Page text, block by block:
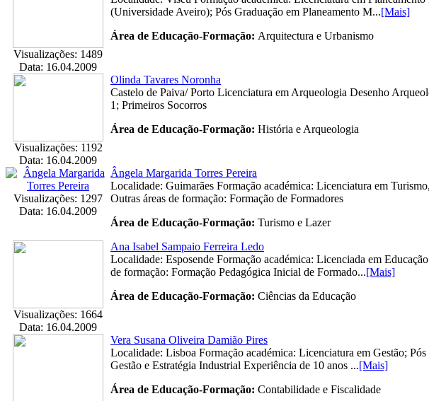
Visualizações: 1489
Data: 16.04.2009
(Universidade Aveiro); Pós Graduação em Planeamento M...[Mais]
Área de Educação-Formação: Arquitectura e Urbanismo
Visualizações: 1192
Data: 16.04.2009
Olinda Tavares Noronha
Castelo de Paiva/ Porto Licenciatura em Arqueologia Desenho
1; Primeiros Socorros
Área de Educação-Formação: História e Arqueologia
Visualizações: 1297
Data: 16.04.2009
Ângela Margarida Torres Pereira
Localidade: Guimarães Formação académica: Licenciatura em
Outras áreas de formação: Formação de Formadores
Área de Educação-Formação: Turismo e Lazer
Visualizações: 1664
Data: 16.04.2009
Ana Isabel Sampaio Ferreira Ledo
Localidade: Esposende Formação académica: Licenciada em
de formação: Formação Pedagógica Inicial de Formado...[Mais]
Área de Educação-Formação: Ciências da Educação
Vera Susana Oliveira Damião Pires
Localidade: Lisboa Formação académica: Licenciatura em Gestão; Pós
Gestão e Estratégia Industrial Experiência de 10 anos ...[Mais]
Área de Educação-Formação: Contabilidade e Fiscalidade